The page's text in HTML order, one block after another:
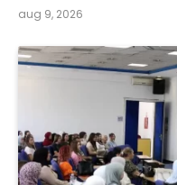
aug 9, 2026